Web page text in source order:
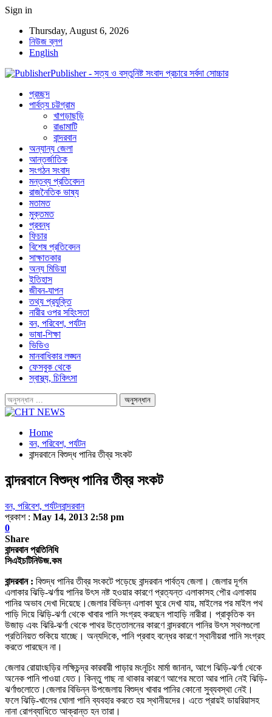
Sign in
Thursday, August 6, 2026
নিউজ ব্লগ
English
Publisher - সত্য ও বস্তুনিষ্ট সংবাদ প্রচারে সর্বদা সোচ্চার
প্রচ্ছদ
পার্বত্য চট্টগ্রাম
খাগড়াছড়ি
রাঙামাটি
বান্দরবান
অন্যান্য জেলা
আন্তর্জাতিক
সংগঠন সংবাদ
মন্তব্য প্রতিবেদন
রাজনৈতিক ভাষ্য
মতামত
মুক্তমত
প্রবন্ধ
ফিচার
বিশেষ প্রতিবেদন
সাক্ষাতকার
অন্য মিডিয়া
ইতিহাস
জীবন-যাপন
তথ্য প্রযুক্তি
নারীর ওপর সহিংসতা
বন, পরিবেশ, পর্যটন
ভাষা-শিক্ষা
ভিডিও
মানবাধিকার লঙ্ঘন
ফেসবুক থেকে
স্বাস্থ্য, চিকিৎসা
Home
বন, পরিবেশ, পর্যটন
বান্দরবানে বিশুদ্ধ পানির তীব্র সংকট
বান্দরবানে বিশুদ্ধ পানির তীব্র সংকট
বন, পরিবেশ, পর্যটনবান্দরবান
প্রকাশ : May 14, 2013 2:58 pm
0
Share
বান্দরবান প্রতিনিধি
সিএইচটিনিউজ.কম
বান্দরবান : বিশুদ্ধ পানির তীব্র সংকটে পড়েছে বান্দরবান পার্বত্য জেলা। জেলার দূর্গম
এলাকার ঝিড়ি-ঝর্ণায় পানির উৎস নষ্ট হওয়ার কারণে প্রত্যন্ত এলাকাসহ পৌর এলাকায়
পানির অভাব দেখা দিয়েছে। জেলার বিভিন্ন এলাকা ঘুরে দেখা যায়, মাইলের পর মাইল পথ
পাড়ি দিয়ে ঝিড়ি-ঝর্ণা থেকে খাবার পানি সংগ্রহ করছেন পাহাড়ি নারীরা। প্রাকৃতিক বন
উজাড় এবং ঝিরি-ঝর্ণা থেকে পাথর উত্তোলনের কারণে বান্দরবানে পানির উৎস স্থলগুলো
প্রতিনিয়ত শুকিয়ে যাচ্ছে। অন্যদিকে, পানি প্রবাহ বন্ধের কারণে স্থানীয়রা পানি সংগ্রহ
করতে পারছেন না।
জেলার রোয়াংছড়ির লক্ষিচন্দ্র কারবারী পাড়ার মংনূচিং মার্মা জানান, আগে ঝিড়ি-ঝর্ণা থেকে
অনেক পানি পাওয়া যেত। কিন্তু গাছ না থাকার কারণে আগের মতো আর পানি নেই ঝিড়ি-
ঝর্ণাগুলোতে। জেলার বিভিন্ন উপজেলায় বিশুদ্ধ খাবার পানির কোনো সুব্যবস্থা নেই।
ফলে ঝিড়ি-খালের ঘোলা পানি ব্যবহার করতে হয় স্থানীয়দের। এতে প্রায়ই ডায়রিয়াসহ
নানা রোগব্যাধিতে আক্রান্ত হন তারা।